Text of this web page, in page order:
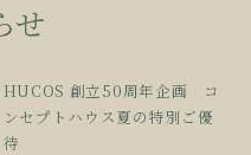
せ
HUCOS 創立50周年企画 コ
ンセプトハウス夏の特別ご優
待